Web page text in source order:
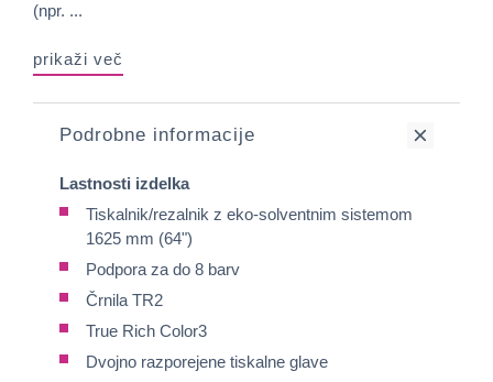
(npr. ...
prikaži več
Podrobne informacije
Lastnosti izdelka
Tiskalnik/rezalnik z eko-solventnim sistemom
1625 mm (64")
Podpora za do 8 barv
Črnila TR2
True Rich Color3
Dvojno razporejene tiskalne glave